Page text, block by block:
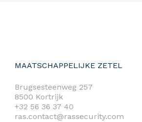
MAATSCHAPPELIJKE ZETEL
Brugsesteenweg 257
8500 Kortrijk
+32 56 36 37 40
ras.contact@rassecurity.com